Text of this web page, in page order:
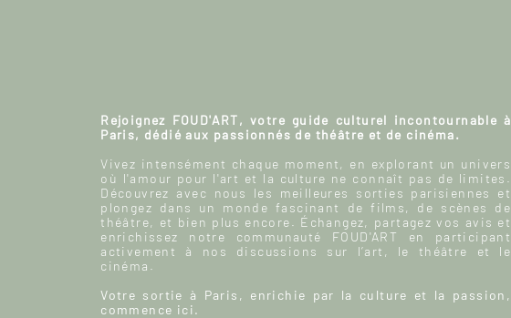
Rejoignez FOUD'ART, votre guide culturel incontournable à
Paris, dédié aux passionnés de théâtre et de cinéma.
Vivez intensément chaque moment, en explorant un univers
où l'amour pour l'art et la culture ne connaît pas de limites.
Découvrez avec nous les meilleures sorties parisiennes et
plongez dans un monde fascinant de films, de scènes de
théâtre, et bien plus encore. Échangez, partagez vos avis et
enrichissez notre communauté FOUD'ART en participant
activement à nos discussions sur l’art, le théâtre et le
cinéma.
Votre sortie à Paris, enrichie par la culture et la passion,
commence ici.